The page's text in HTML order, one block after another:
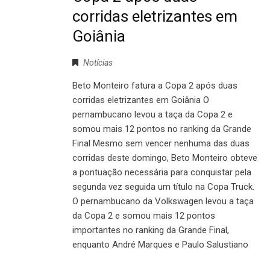
corridas eletrizantes em
Goiânia
Notícias
Beto Monteiro fatura a Copa 2 após duas
corridas eletrizantes em Goiânia O
pernambucano levou a taça da Copa 2 e
somou mais 12 pontos no ranking da Grande
Final Mesmo sem vencer nenhuma das duas
corridas deste domingo, Beto Monteiro obteve
a pontuação necessária para conquistar pela
segunda vez seguida um título na Copa Truck.
O pernambucano da Volkswagen levou a taça
da Copa 2 e somou mais 12 pontos
importantes no ranking da Grande Final,
enquanto André Marques e Paulo Salustiano